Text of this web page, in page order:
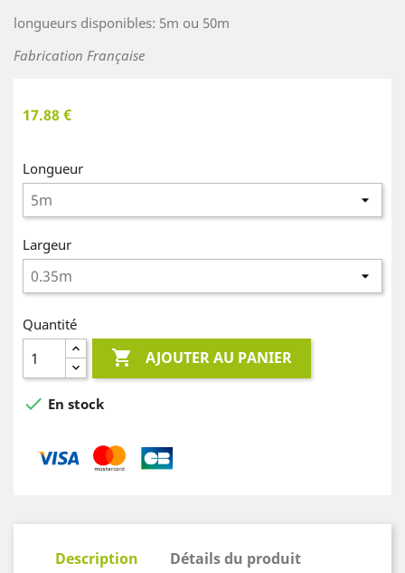
longueurs disponibles: 5m ou 50m
Fabrication Française
17.88 €
Longueur
Largeur
Quantité
 AJOUTER AU PANIER
 En stock
Description Détails du produit